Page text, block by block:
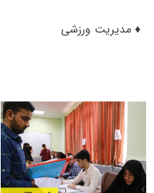
♦ مدیریت ورزشی